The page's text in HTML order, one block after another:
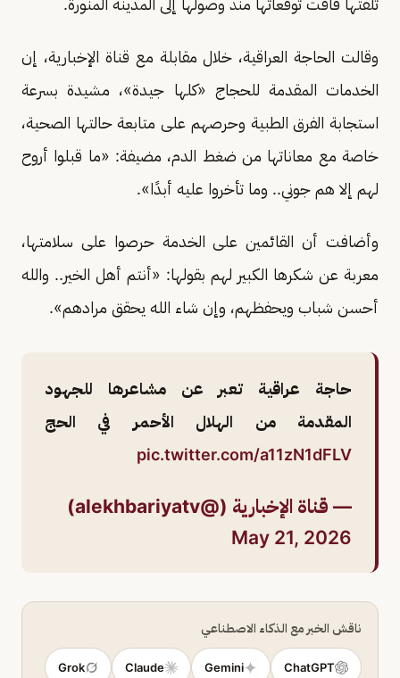
تلقتها فاقت توقعاتها منذ وصولها إلى المدينة المنورة.
وقالت الحاجة العراقية، خلال مقابلة مع قناة الإخبارية، إن
الخدمات المقدمة للحجاج «كلها جيدة»، مشيدة بسرعة
استجابة الفرق الطبية وحرصهم على متابعة حالتها الصحية،
خاصة مع معاناتها من ضغط الدم، مضيفة: «ما قبلوا أروح
لهم إلا هم جوني.. وما تأخروا عليه أبدًا».
وأضافت أن القائمين على الخدمة حرصوا على سلامتها،
معربة عن شكرها الكبير لهم بقولها: «أنتم أهل الخير.. والله
أحسن شباب ويحفظهم، وإن شاء الله يحقق مرادهم».
حاجة عراقية تعبر عن مشاعرها للجهود
المقدمة من الهلال الأحمر في الحج
pic.twitter.com/a11zN1dFLV
— قناة الإخبارية (@alekhbariyatv)
May 21, 2026
ناقش الخبر مع الذكاء الاصطناعي
ChatGPT
Gemini
Claude
Grok